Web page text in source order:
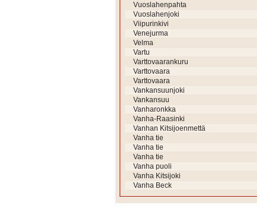
Vuoslahenpahta
Vuoslahenjoki
Viipurinkivi
Venejurma
Velma
Vartu
Varttovaarankuru
Varttovaara
Varttovaara
Vankansuunjoki
Vankansuu
Vanharonkka
Vanha-Raasinki
Vanhan Kitsijoenmettä
Vanha tie
Vanha tie
Vanha tie
Vanha puoli
Vanha Kitsijoki
Vanha Beck